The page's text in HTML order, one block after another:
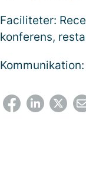
Faciliteter:
konferens,